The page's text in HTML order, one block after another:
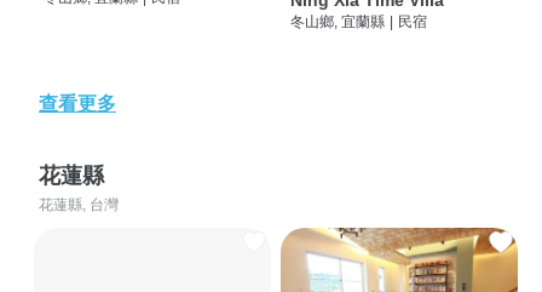
冬山鄉, 宜蘭縣 民宿
查看更多
花蓮縣
花蓮縣, 台灣